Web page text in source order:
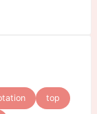
top